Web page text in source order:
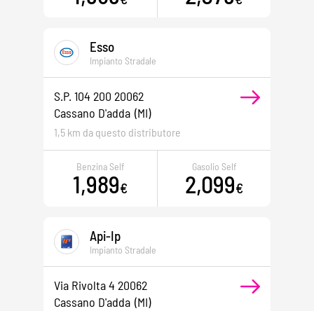
Esso
Impianto Stradale
S.p. 104 200 20062
Cassano D'adda (MI)
1,5 km da questo distributore
Benzina Self
1,989€
Gasolio Self
2,099€
Api-Ip
Impianto Stradale
Via Rivolta 4 20062
Cassano D'adda (MI)